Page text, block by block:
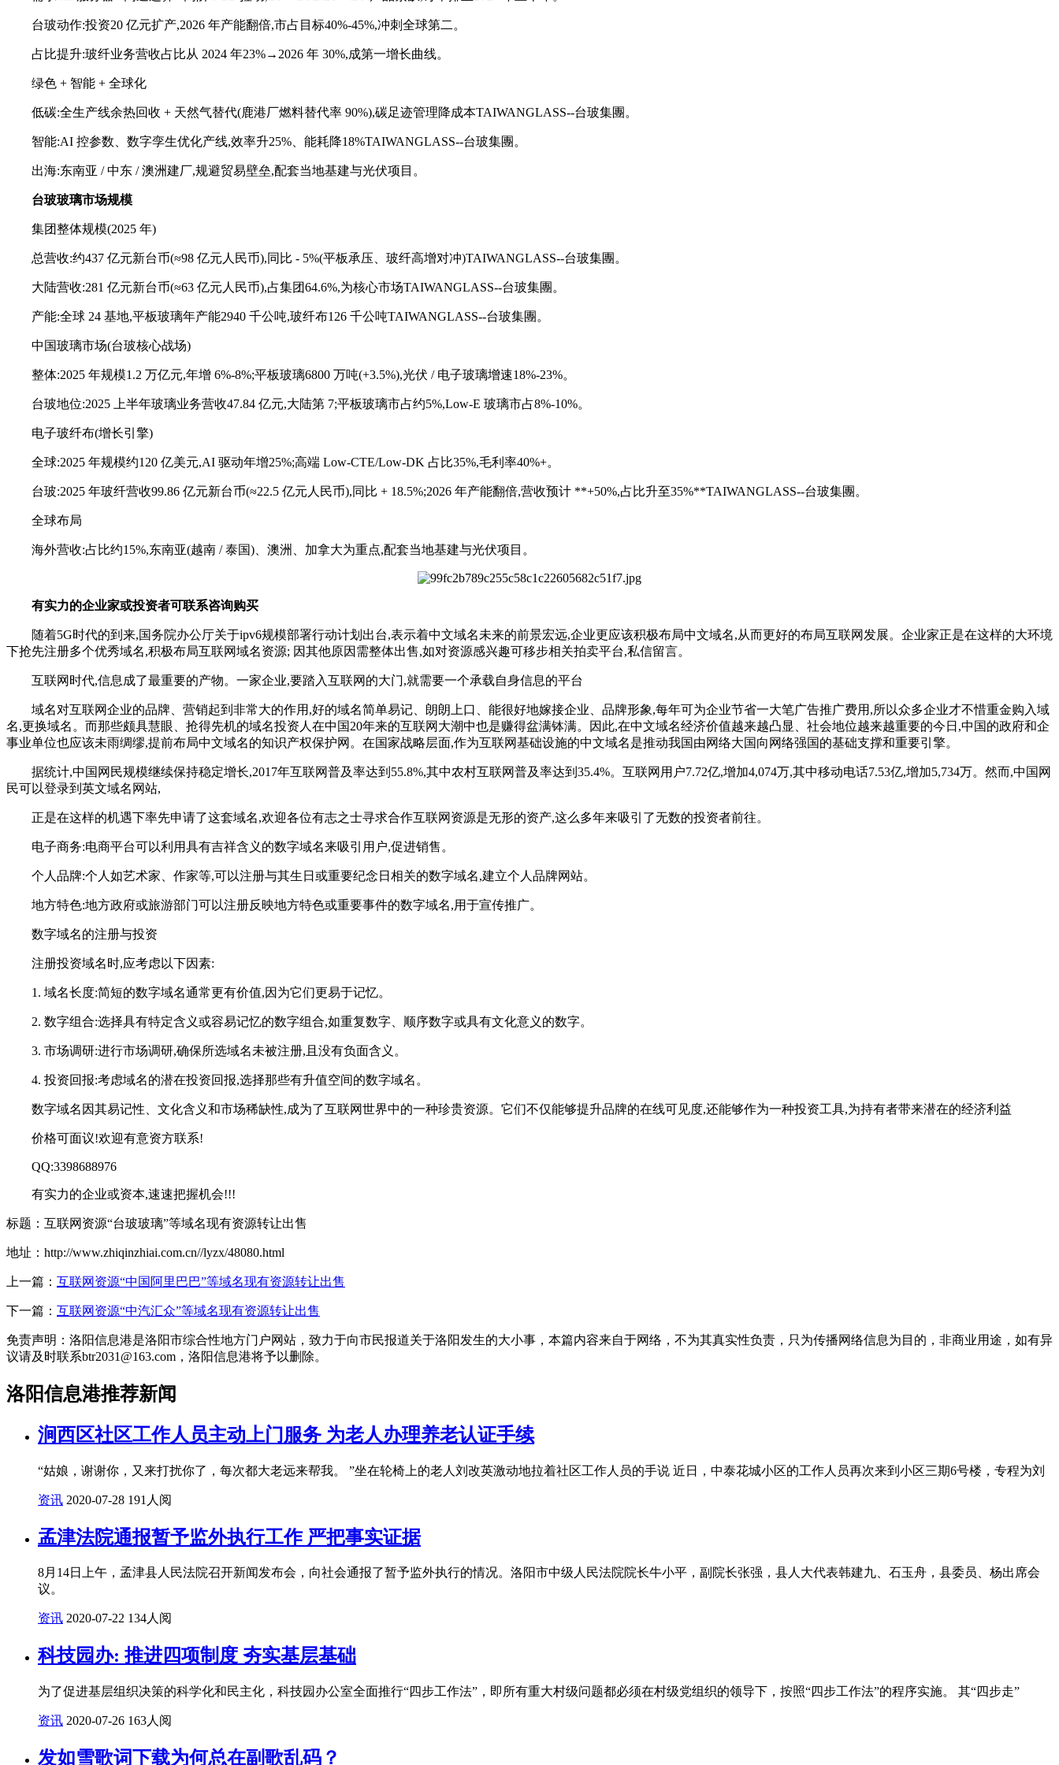
台玻动作:投资20 亿元扩产,2026 年产能翻倍,市占目标40%-45%,冲刺全球第二。
占比提升:玻纤业务营收占比从 2024 年23%→2026 年 30%,成第一增长曲线。
绿色 + 智能 + 全球化
低碳:全生产线余热回收 + 天然气替代(鹿港厂燃料替代率 90%),碳足迹管理降成本TAIWANGLASS--台玻集團。
智能:AI 控参数、数字孪生优化产线,效率升25%、能耗降18%TAIWANGLASS--台玻集團。
出海:东南亚 / 中东 / 澳洲建厂,规避贸易壁垒,配套当地基建与光伏项目。
台玻玻璃市场规模
集团整体规模(2025 年)
总营收:约437 亿元新台币(≈98 亿元人民币),同比 - 5%(平板承压、玻纤高增对冲)TAIWANGLASS--台玻集團。
大陆营收:281 亿元新台币(≈63 亿元人民币),占集团64.6%,为核心市场TAIWANGLASS--台玻集團。
产能:全球 24 基地,平板玻璃年产能2940 千公吨,玻纤布126 千公吨TAIWANGLASS--台玻集團。
中国玻璃市场(台玻核心战场)
整体:2025 年规模1.2 万亿元,年增 6%-8%;平板玻璃6800 万吨(+3.5%),光伏 / 电子玻璃增速18%-23%。
台玻地位:2025 上半年玻璃业务营收47.84 亿元,大陆第 7;平板玻璃市占约5%,Low-E 玻璃市占8%-10%。
电子玻纤布(增长引擎)
全球:2025 年规模约120 亿美元,AI 驱动年增25%;高端 Low-CTE/Low-DK 占比35%,毛利率40%+。
台玻:2025 年玻纤营收99.86 亿元新台币(≈22.5 亿元人民币),同比 + 18.5%;2026 年产能翻倍,营收预计 **+50%,占比升至35%**TAIWANGLASS--台玻集團。
全球布局
海外营收:占比约15%,东南亚(越南 / 泰国)、澳洲、加拿大为重点,配套当地基建与光伏项目。
有实力的企业家或投资者可联系咨询购买
随着5G时代的到来,国务院办公厅关于ipv6规模部署行动计划出台,表示着中文域名未来的前景宏远,企业更应该积极布局中文域名,从而更好的布局互联网发展。企业家正是在这样的大环境
下抢先注册多个优秀域名,积极布局互联网域名资源; 因其他原因需整体出售,如对资源感兴趣可移步相关拍卖平台,私信留言。‌
互联网时代,信息成了最重要的产物。一家企业,要踏入互联网的大门,就需要一个承载自身信息的平台
域名对互联网企业的品牌、营销起到非常大的作用,好的域名简单易记、朗朗上口、能很好地嫁接企业、品牌形象,每年可为企业节省一大笔广告推广费用,所以众多企业才不惜重金购入域
名,更换域名。而那些颇具慧眼、抢得先机的域名投资人在中国20年来的互联网大潮中也是赚得盆满钵满。因此,在中文域名经济价值越来越凸显、社会地位越来越重要的今日,中国的政府和企
事业单位也应该未雨绸缪,提前布局中文域名的知识产权保护网。在国家战略层面,作为互联网基础设施的中文域名是推动我国由网络大国向网络强国的基础支撑和重要引擎。
据统计,中国网民规模继续保持稳定增长,2017年互联网普及率达到55.8%,其中农村互联网普及率达到35.4%。互联网用户7.72亿,增加4,074万,其中移动电话7.53亿,增加5,734万。然而,中国网
民可以登录到英文域名网站,
正是在这样的机遇下率先申请了这套域名,欢迎各位有志之士寻求合作互联网资源是无形的资产,这么多年来吸引了无数的投资者前往。
电子商务:电商平台可以利用具有吉祥含义的数字域名来吸引用户,促进销售。
个人品牌:个人如艺术家、作家等,可以注册与其生日或重要纪念日相关的数字域名,建立个人品牌网站。
地方特色:地方政府或旅游部门可以注册反映地方特色或重要事件的数字域名,用于宣传推广。
数字域名的注册与投资
注册投资域名时,应考虑以下因素:
1. 域名长度:简短的数字域名通常更有价值,因为它们更易于记忆。
2. 数字组合:选择具有特定含义或容易记忆的数字组合,如重复数字、顺序数字或具有文化意义的数字。
3. 市场调研:进行市场调研,确保所选域名未被注册,且没有负面含义。
4. 投资回报:考虑域名的潜在投资回报,选择那些有升值空间的数字域名。
数字域名因其易记性、文化含义和市场稀缺性,成为了互联网世界中的一种珍贵资源。它们不仅能够提升品牌的在线可见度,还能够作为一种投资工具,为持有者带来潜在的经济利益
价格可面议!欢迎有意资方联系!
QQ:3398688976
有实力的企业或资本,速速把握机会!!!
标题：互联网资源“台玻玻璃”等域名现有资源转让出售
地址：http://www.zhiqinzhiai.com.cn//lyzx/48080.html
上一篇： 互联网资源“中国阿里巴巴”等域名现有资源转让出售
下一篇： 互联网资源“中汽汇众”等域名现有资源转让出售
免责声明：洛阳信息港是洛阳市综合性地方门户网站，致力于向市民报道关于洛阳发生的大小事，本篇内容来自于网络，不为其真实性负责，只为传播网络信息为目的，非商业用途，如有异
议请及时联系btr2031@163.com，洛阳信息港将予以删除。
洛阳信息港推荐新闻
涧西区社区工作人员主动上门服务 为老人办理养老认证手续
“姑娘，谢谢你，又来打扰你了，每次都大老远来帮我。 ”坐在轮椅上的老人刘改英激动地拉着社区工作人员的手说 近日，中泰花城小区的工作人员再次来到小区三期6号楼，专程为刘
资讯 2020-07-28 191人阅
孟津法院通报暂予监外执行工作 严把事实证据
8月14日上午，孟津县人民法院召开新闻发布会，向社会通报了暂予监外执行的情况。洛阳市中级人民法院院长牛小平，副院长张强，县人大代表韩建九、石玉舟，县委员、杨出席会
议。
资讯 2020-07-22 134人阅
科技园办: 推进四项制度 夯实基层基础
为了促进基层组织决策的科学化和民主化，科技园办公室全面推行“四步工作法”，即所有重大村级问题都必须在村级党组织的领导下，按照“四步工作法”的程序实施。 其“四步走”
资讯 2020-07-26 163人阅
发如雪歌词下载为何总在副歌乱码？